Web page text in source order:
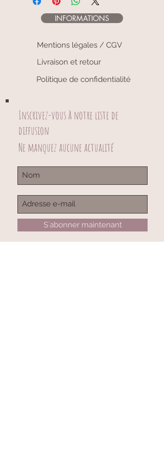
INFORMATIONS
Mentions légales / CGV
Livraison et retour
Politique de confidentialité
Inscrivez-vous à notre liste de
diffusion
Ne manquez aucune actualité
S`abonner maintenant